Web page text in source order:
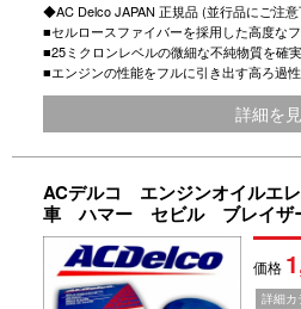
◆AC Delco JAPAN 正規品 (並行品にご注
■セルロースファイバーを採用した高度な
■25ミクロンレベルの微細な不純物質を確
■エンジンの性能をフルに引き出す高ろ過
詳細を
ACデルコ エンジンオイルエ
車 ハマー セビル ブレイザ
価格
詳細カ